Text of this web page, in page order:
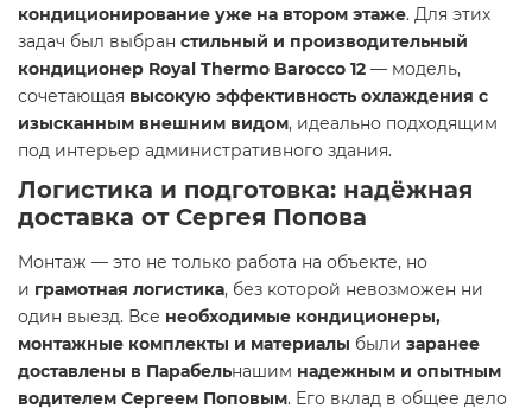
кондиционирование уже на втором этаже. Для этих
задач был выбран стильный и производительный
кондиционер Royal Thermo Barocco 12 — модель,
сочетающая высокую эффективность охлаждения с
изысканным внешним видом, идеально подходящим
под интерьер административного здания.
Логистика и подготовка: надёжная
доставка от Сергея Попова
Монтаж — это не только работа на объекте, но
и грамотная логистика, без которой невозможен ни
один выезд. Все необходимые кондиционеры,
монтажные комплекты и материалы были заранее
доставлены в Парабельнашим надежным и опытным
водителем Сергеем Поповым. Его вклад в общее дело